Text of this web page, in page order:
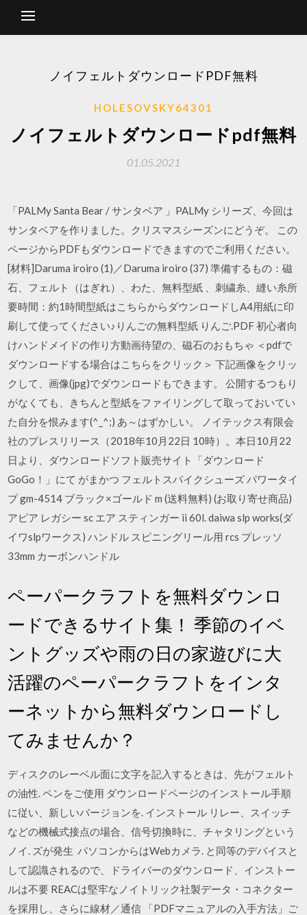
ノイフェルトダウンロードPDF無料
HOLESOVSKY64301
ノイフェルトダウンロードpdf無料
01.05.2021
「PALMy Santa Bear / サンタベア 」PALMy シリーズ、今回は
サンタベアを作りました。クリスマスシーズンにどうぞ。 この
ページからPDFもダウンロードできますのでご利用ください。
[材料]Daruma iroiro (1)／Daruma iroiro (37) 準備するもの：磁
石、フェルト（はぎれ）、わた、無料型紙 、刺繍糸、縫い糸所
要時間：約1時間型紙はこちらからダウンロードしA4用紙に印
刷して使ってください♪りんごの無料型紙 りんご.PDF 初心者向
けハンドメイドの作り方動画待望の、磁石のおもちゃ ＜pdfで
ダウンロードする場合はこちらをクリック＞ 下記画像をクリッ
クして、画像(jpg)でダウンロードもできます。 公開するつもり
がなくても、きちんと型紙をファイリングして取っておいてい
た自分を恨みます(^_^;) あ～はずかしい。 ノイテックス有限会
社のプレスリリース（2018年10月22日 10時）。本日10月22
日より、ダウンロードソフト販売サイト「ダウンロード
GoGo！」にて がまかつ フェルトスパイクシューズ パワータイ
プ gm-4514 ブラック×ゴールド m (送料無料) (お取り寄せ商品)
アピア レガシー sc エア スティンガー ii 60l. daiwa slp works(ダ
イワslpワークス) ハンドル スピニングリール用 rcs プレッソ
33mm カーボンハンドル
ペーパークラフトを無料ダウンロ
ードできるサイト集！ 季節のイベ
ントグッズや雨の日の家遊びに大
活躍のペーパークラフトをインタ
ーネットから無料ダウンロードし
てみませんか？
ディスクのレーベル面に文字を記入するときは、先がフェルト
の油性. ペンをご使用 ダウンロードページのインストール手順
に従い、新しいバージョンを. インストール リレー、スイッチ
などの機械式接点の場合、信号切換時に、チャタリングという
ノイ. ズが発生 パソコンからはWebカメラ. と同等のデバイスと
して認識されるので、ドライバーのダウンロード、インストー
ルは不要 REACは堅牢なノイトリック社製データ・コネクター
を採用し、さらに線材／通信 「PDFマニュアルの入手方法」ご